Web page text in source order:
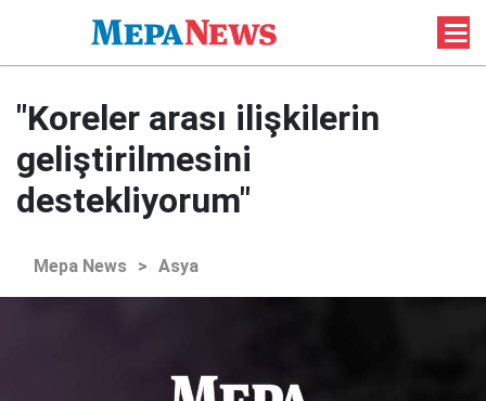
"Koreler arası ilişkilerin
geliştirilmesini
destekliyorum"
Mepa News > Asya